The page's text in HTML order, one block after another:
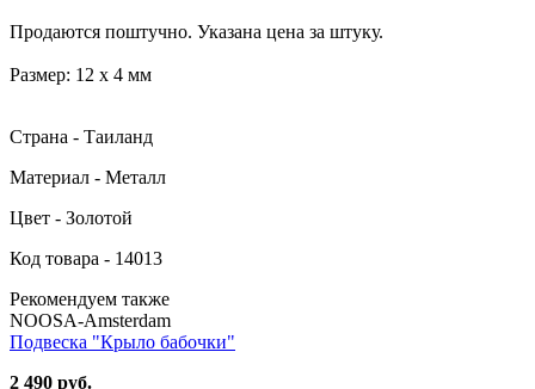
Продаются поштучно. Указана цена за штуку.
Размер: 12 х 4 мм
Страна - Таиланд
Материал - Металл
Цвет - Золотой
Код товара - 14013
Рекомендуем также
NOOSA-Amsterdam
Подвеска "Крыло бабочки"
2 490 руб.